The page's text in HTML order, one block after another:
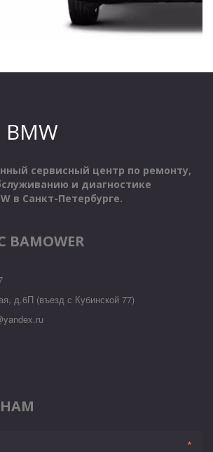
сервисный центр по ремонту,
и диагностике
в Санкт-Петербурге.
д.6П (въезд с Кубинской 77)
*